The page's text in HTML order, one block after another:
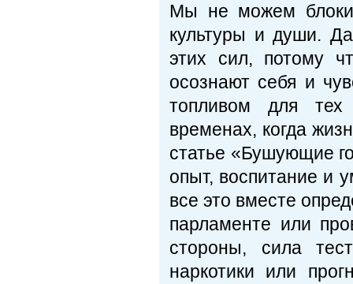
Мы не можем
культуры и души.
этих сил, потому
осознают себя и
топливом для тех
временах, когда
статье «Бушующие
опыт, воспитание и
все это вместе
парламенте или
стороны, сила
наркотики или